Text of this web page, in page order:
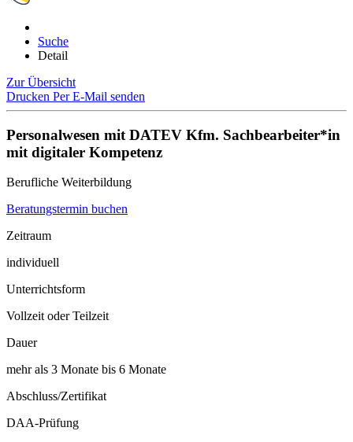
Suche
Detail
Zur Übersicht
Drucken Per E-Mail senden
Personalwesen mit DATEV Kfm. Sachbearbeiter*in
mit digitaler Kompetenz
Berufliche Weiterbildung
Beratungstermin buchen
Zeitraum
individuell
Unterrichtsform
Vollzeit oder Teilzeit
Dauer
mehr als 3 Monate bis 6 Monate
Abschluss/Zertifikat
DAA-Prüfung